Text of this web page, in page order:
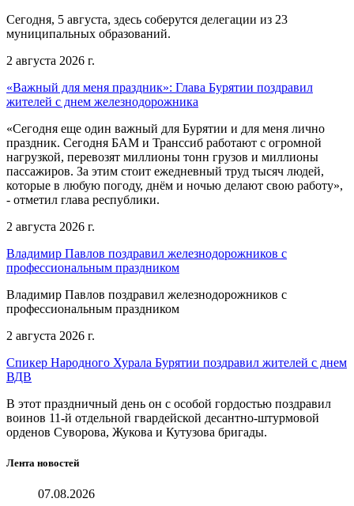
Сегодня, 5 августа, здесь соберутся делегации из 23
муниципальных образований.
2 августа 2026 г.
«Важный для меня праздник»: Глава Бурятии поздравил
жителей с днем железнодорожника
«Сегодня еще один важный для Бурятии и для меня лично
праздник. Сегодня БАМ и Транссиб работают с огромной
нагрузкой, перевозят миллионы тонн грузов и миллионы
пассажиров. За этим стоит ежедневный труд тысяч людей,
которые в любую погоду, днём и ночью делают свою работу»,
- отметил глава республики.
2 августа 2026 г.
Владимир Павлов поздравил железнодорожников с
профессиональным праздником
Владимир Павлов поздравил железнодорожников с
профессиональным праздником
2 августа 2026 г.
Спикер Народного Хурала Бурятии поздравил жителей с днем
ВДВ
В этот праздничный день он с особой гордостью поздравил
воинов 11-й отдельной гвардейской десантно-штурмовой
орденов Суворова, Жукова и Кутузова бригады.
Лента новостей
07.08.2026